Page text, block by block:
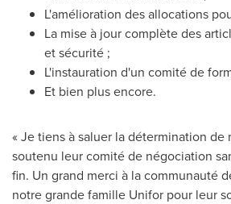
L'amélioration des allocations
La mise à jour complète des
et sécurité ;
L'instauration d'un comité de
Et bien plus encore.
« Je tiens à saluer la détermination de
soutenu leur comité de négociation
fin. Un grand merci à la communauté
notre grande famille Unifor pour leur